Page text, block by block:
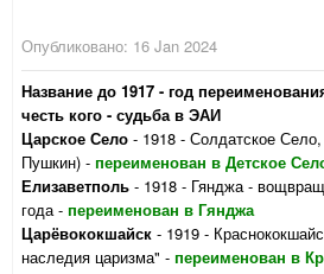
Опубликовано: 16 Jan 2024
Название до 1917 - год
честь кого - судьба в ЭАИ
Царское Село - 1918 - Солдатское
Пушкин) - переименован в Детское
Елизаветполь - 1918 - Гянджа -
года - переименован в Гянджа
Царёвококшайск - 1919 -
наследия царизма" - переименован в